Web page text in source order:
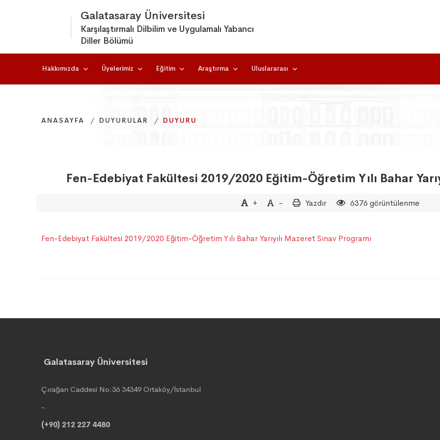
Galatasaray Üniversitesi
Karşılaştırmalı Dilbilim ve Uygulamalı Yabancı
Diller Bölümü
Hakkımızda Üyelerimiz Eğitim Araştırma Uluslararası
ANASAYFA DUYURULAR DUYURU
ANASAYFA DUYURULAR DUYURU
ANASAYFA DUYURULAR DUYURU
Fen-Edebiyat Fakültesi 2019/2020 Eğitim-Öğretim Yılı Bahar
+ - Yazdır 6376 görüntülenme
Fen-Edebiyat Fakültesi 2019/2020 Eğitim-Öğretim Yılı Bahar Yarıyılı Mazeret Sınav Programı
Galatasaray Üniversitesi
Çırağan Caddesi No:36 34349 Ortaköy/İstanbul
-
(+90) 212 227 4480